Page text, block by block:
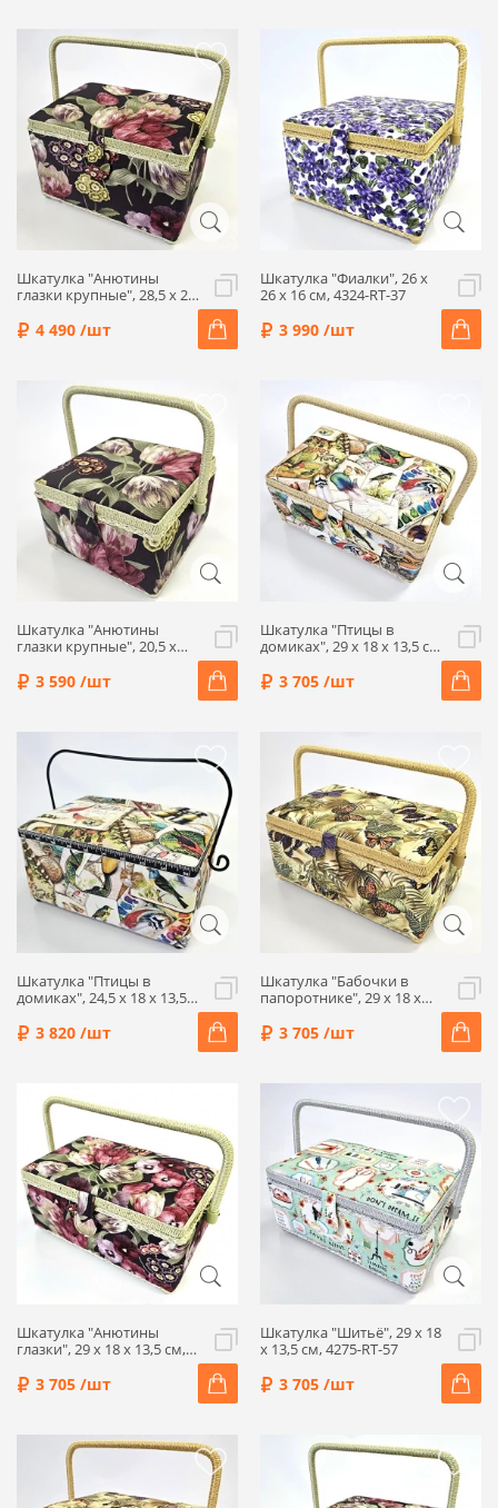
Шкатулка "Анютины
глазки крупные", 28,5 x 21
4 490 /шт
Шкатулка "Фиалки", 26 x
26 x 16 см, 4324-RT-37
3 990 /шт
Шкатулка "Анютины
глазки крупные", 20,5 x
3 590 /шт
Шкатулка "Птицы в
домиках", 29 x 18 x 13,5 см,
3 705 /шт
Шкатулка "Птицы в
домиках", 24,5 x 18 x 13,5
3 820 /шт
Шкатулка "Бабочки в
папоротнике", 29 x 18 x
3 705 /шт
Шкатулка "Анютины
глазки", 29 x 18 x 13,5 см,
3 705 /шт
Шкатулка "Шитьё", 29 x 18
x 13,5 см, 4275-RT-57
3 705 /шт